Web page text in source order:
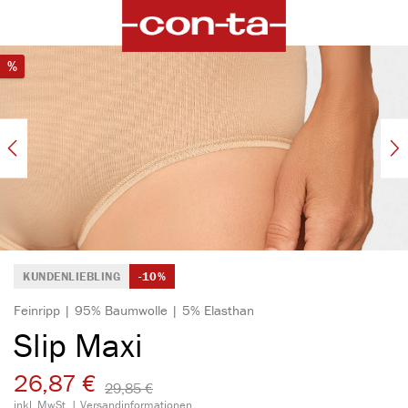
Bildergalerie überspringen
%Rabatt
KUNDENLIEBLING -10%
Feinripp | 95% Baumwolle | 5% Elasthan
Slip Maxi
26,87 € 29,85 €​
inkl. MwSt. | Versandinformationen